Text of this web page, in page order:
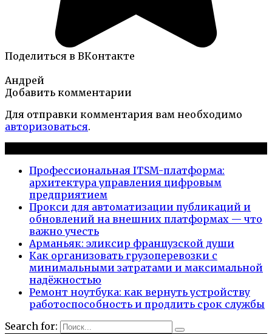
Поделиться в ВКонтакте
Андрей
Добавить комментарии
Для отправки комментария вам необходимо
авторизоваться.
Профессиональная ITSM-платформа:
архитектура управления цифровым
предприятием
Прокси для автоматизации публикаций и
обновлений на внешних платформах — что
важно учесть
Арманьяк: эликсир французской души
Как организовать грузоперевозки с
минимальными затратами и максимальной
надёжностью
Ремонт ноутбука: как вернуть устройству
работоспособность и продлить срок службы
Search for: